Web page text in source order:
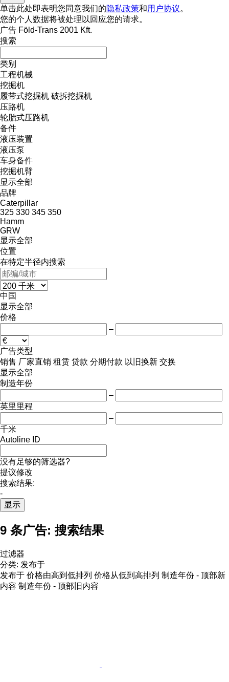
单击此处即表明您同意我们的隐私政策和用户协议。
您的个人数据将被处理以回应您的请求。
广告 Föld-Trans 2001 Kft.
搜索
类别
工程机械
挖掘机
履带式挖掘机 破拆挖掘机
压路机
轮胎式压路机
备件
液压装置
液压泵
车身备件
挖掘机臂
显示全部
品牌
Caterpillar
325 330 345 350
Hamm
GRW
显示全部
位置
在特定半径内搜索
中国
显示全部
价格
–
广告类型
销售 厂家直销 租赁 贷款 分期付款 以旧换新 交换
显示全部
制造年份
–
英里里程
–
千米
Autoline ID
没有足够的筛选器?
提议修改
搜索结果:
-
显示
9 条广告:搜索结果
过滤器
分类: 发布于
发布于 价格由高到低排列 价格从低到高排列 制造年份 - 顶部新
内容 制造年份 - 顶部旧内容